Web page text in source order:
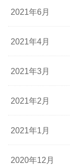
2021年6月
2021年4月
2021年3月
2021年2月
2021年1月
2020年12月